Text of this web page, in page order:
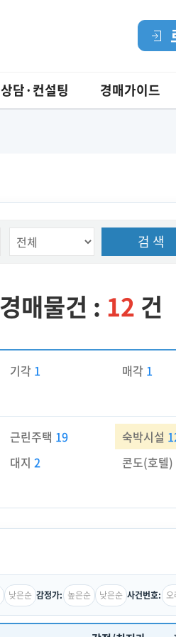
상담·컨설팅 경매가이드
검 색
매물건 : 12 건
기각 1 매각 1
근린주택 19 숙박시설
대지2 콘도(호텔)
낮은순 감정가: 높은순 낮은순 사건번호: